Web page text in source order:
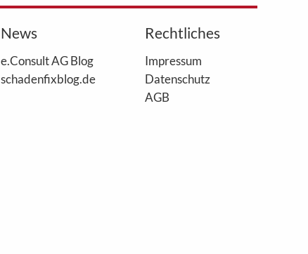
News
e.Consult AG Blog
schadenfixblog.de
Rechtliches
Impressum
Datenschutz
AGB